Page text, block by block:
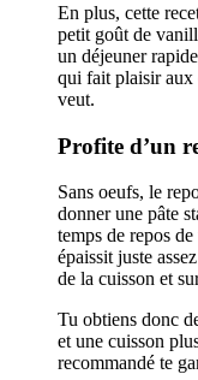
En plus, cette
petit goût de
un déjeuner
qui fait plaisir aux
veut.
Profite d’un
Sans oeufs, le
donner une pâte
temps de repos
épaissit juste
de la cuisson et
Tu obtiens donc
et une cuisson
recommandé te